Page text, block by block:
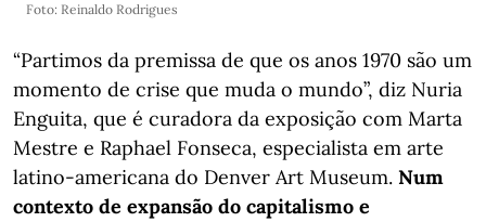
Foto: Reinaldo Rodrigues
“Partimos da premissa de que os anos 1970 são um
momento de crise que muda o mundo”, diz Nuria
Enguita, que é curadora da exposição com Marta
Mestre e Raphael Fonseca, especialista em arte
latino-americana do Denver Art Museum. Num
contexto de expansão do capitalismo e